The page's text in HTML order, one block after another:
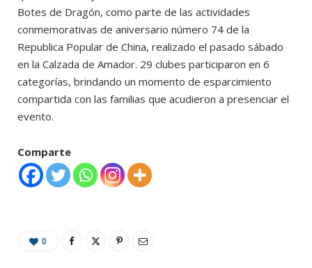
Botes de Dragón, como parte de las actividades
conmemorativas de aniversario número 74 de la
Republica Popular de China, realizado el pasado sábado
en la Calzada de Amador. 29 clubes participaron en 6
categorías, brindando un momento de esparcimiento
compartida con las familias que acudieron a presenciar el
evento.
Comparte
0